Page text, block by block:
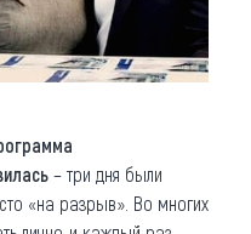
– три дня были
«на разрыв». Во многих